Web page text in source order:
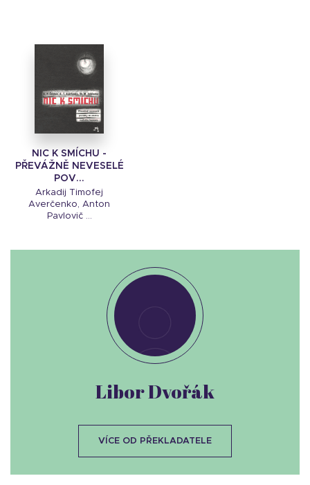
NIC K SMÍCHU -
PŘEVÁŽNĚ NEVESELÉ
POV...
Arkadij Timofej
Averčenko, Anton
Pavlovič ...
Libor Dvořák
VÍCE OD PŘEKLADATELE